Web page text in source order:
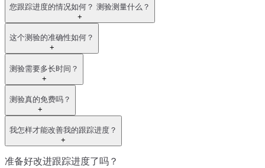
您跟踪进度的情况如何？ 测验测量什么？
+
这个测验的准确性如何？
+
测验需要多长时间？
+
测验真的免费吗？
+
我怎样才能改善我的跟踪进度？
+
准备好改进跟踪进度了吗？